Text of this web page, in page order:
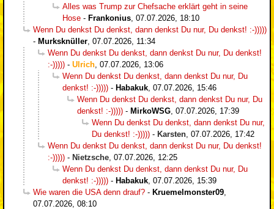
Alles was Trump zur Chefsache erklärt geht in seine
Hose - Frankonius 07.07.2026, 18:10
Wenn Du denkst Du denkst, dann denkst Du nur, Du denkst! :-)))))
- Murksknüller 07.07.2026, 11:34
Wenn Du denkst Du denkst, dann denkst Du nur, Du denkst!
:-))))) - Ulrich 07.07.2026, 13:06
Wenn Du denkst Du denkst, dann denkst Du nur, Du
denkst! :-))))) - Habakuk 07.07.2026, 15:46
Wenn Du denkst Du denkst, dann denkst Du nur, Du
denkst! :-))))) - MirkoWSG 07.07.2026, 17:39
Wenn Du denkst Du denkst, dann denkst Du nur,
Du denkst! :-))))) - Karsten 07.07.2026, 17:42
Wenn Du denkst Du denkst, dann denkst Du nur, Du denkst!
:-))))) - Nietzsche 07.07.2026, 12:25
Wenn Du denkst Du denkst, dann denkst Du nur, Du
denkst! :-))))) - Habakuk 07.07.2026, 15:39
Wie waren die USA denn drauf? - Kruemelmonster09
07.07.2026, 08:10